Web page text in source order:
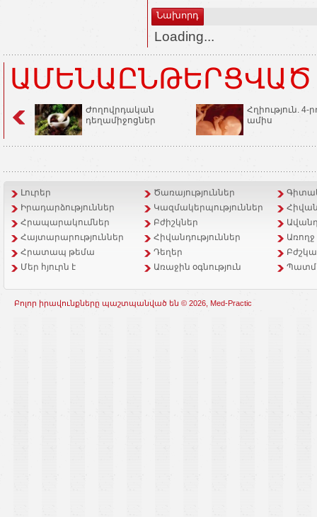
Նախորդ
Loading...
Ժողովրդական
դեղամիջոցներ
Հղիություն. 4-
ամիս
Լուրեր Ծառայություններ
Իրադարձություններ
Կազմակերպություններ
Հրապարակումներ
Բժիշկներ
Հայտարարություններ
Հիվանդություններ
Հրատապ թեմա
Դեղեր
Մեր հյուրն է
Առաջին օգնություն
Բոլոր իրավունքները պաշտպանված են © 2026, Med-Practic